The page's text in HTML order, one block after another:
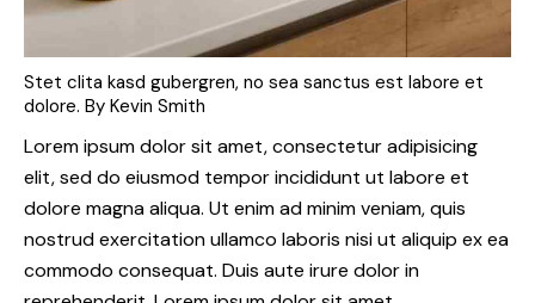
Stet clita kasd gubergren, no sea sanctus est labore et
dolore. By Kevin Smith
Lorem ipsum dolor sit amet, consectetur adipisicing
elit, sed do eiusmod tempor incididunt ut labore et
dolore magna aliqua. Ut enim ad minim veniam, quis
nostrud exercitation ullamco laboris nisi ut aliquip ex ea
commodo consequat. Duis aute irure dolor in